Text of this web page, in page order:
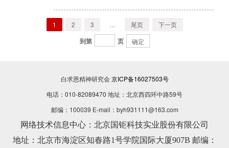
1 2 3 尾页 下一页
到第 页 确定
白求恩精神研究会京ICP备16027503号
电话：010-82089470 地址：北京西四环中路59号
邮编：100039 E-mail：byh931111@163.com
网络技术信息中心：北京国钜科技实业股份有限公司
地址：北京市海淀区知春路1号学院国际大厦907B 邮编：